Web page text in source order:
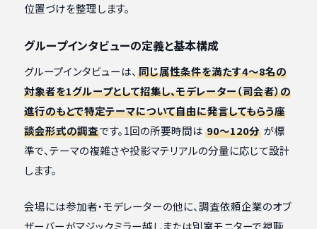
位置づけを整理します。
グループインタビューの定義と基本構成
グループインタビューは、 同じ属性条件を満たす4〜8名の
対象者を1グループとして招集し、モデレーター（司会者）の
進行のもとで特定テーマについて自由に発言してもらう座
談会形式の調査です。1回の所要時間は 90〜120分が標
準で、テーマの複雑さや投影マテリアルの分量に応じて設計
します。
会場には参加者・モデレーターの他に、調査依頼企業のオブ